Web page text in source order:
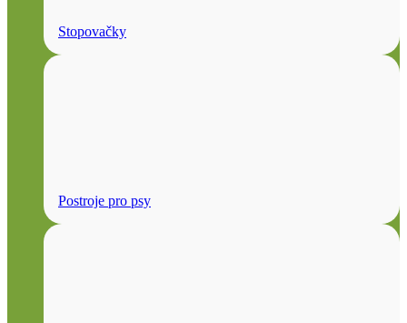
Stopovačky
Postroje pro psy